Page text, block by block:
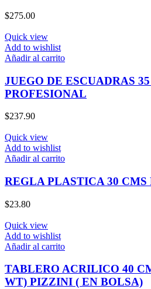
$275.00
Quick view
Add to wishlist
Añadir al carrito
JUEGO DE ESCUADRAS
PROFESIONAL
$237.90
Quick view
Add to wishlist
Añadir al carrito
REGLA PLASTICA 30
$23.80
Quick view
Add to wishlist
Añadir al carrito
TABLERO ACRILICO 40
WT) PIZZINI ( EN BOLSA)